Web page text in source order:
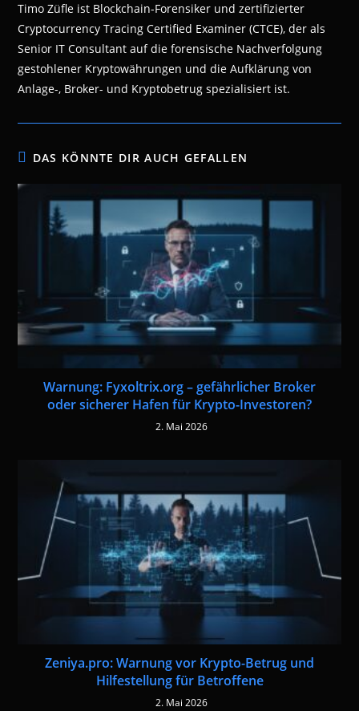
Timo Züfle ist Blockchain-Forensiker und zertifizierter
Cryptocurrency Tracing Certified Examiner (CTCE), der als
Senior IT Consultant auf die forensische Nachverfolgung
gestohlener Kryptowährungen und die Aufklärung von
Anlage-, Broker- und Kryptobetrug spezialisiert ist.
DAS KÖNNTE DIR AUCH GEFALLEN
Warnung: Fyxoltrix.org – gefährlicher Broker
oder sicherer Hafen für Krypto-Investoren?
2. Mai 2026
Zeniya.pro: Warnung vor Krypto-Betrug und
Hilfestellung für Betroffene
2. Mai 2026